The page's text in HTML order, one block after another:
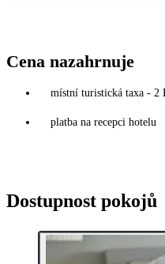
Cena nazahrnuje
místní turistická taxa - 2
platba na recepci hotelu
Dostupnost pokojů